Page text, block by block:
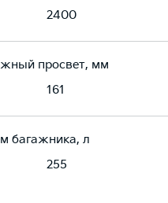
2400
просвет, мм
161
багажника, л
255